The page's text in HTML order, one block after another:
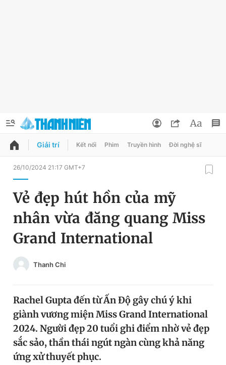
QUẢNG CÁO
Chuyên mục
Chuyên mục khác
Chào ngày mới
Video Magazine
Sản phẩm khác
Đổi mật khẩu
Tin đã lưu
Giải trí Kết nối Phim Truyền hình Đời nghệ sĩ
26/10/2024 21:17 GMT+7
Vẻ đẹp hút hồn của mỹ
nhân vừa đăng quang Miss
Grand International
Thanh Chi
Rachel Gupta đến từ Ấn Độ gây chú ý khi
giành vương miện Miss Grand International
2024. Người đẹp 20 tuổi ghi điểm nhờ vẻ đẹp
sắc sảo, thần thái ngút ngàn cùng khả năng
ứng xử thuyết phục.